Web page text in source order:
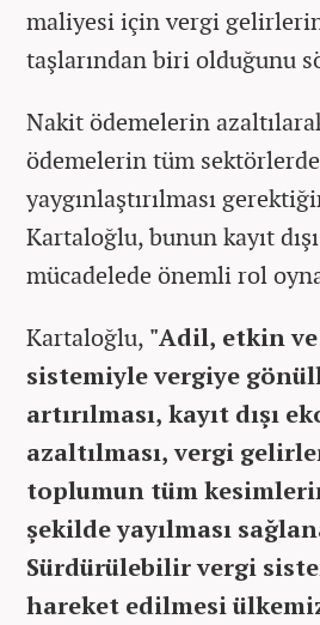
maliyesi için vergi
taşlarından biri olduğunu
Nakit ödemelerin
ödemelerin tüm sektörlerde
yaygınlaştırılması
Kartaloğlu, bunun kayıt
mücadelede önemli rol
Kartaloğlu, "Adil, etkin
sistemiyle vergiye
artırılması, kayıt dışı
azaltılması, vergi
toplumun tüm
şekilde yayılması
Sürdürülebilir vergi
hareket edilmesi